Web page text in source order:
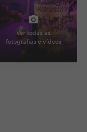
Ver todas as
fotografias e vídeos